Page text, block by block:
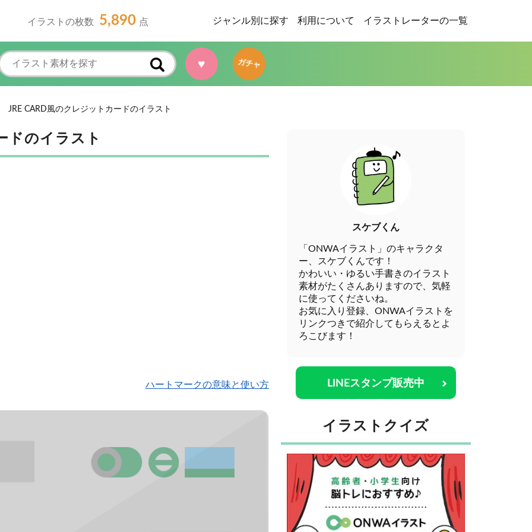
イラストの枚数 5,890 点 ジャンル別に探す 利用について イラストレーターの一覧
♥ ガチャ
JRE CARD風のクレジットカードのイラスト
ドのイラスト
ハートマークの意味と使い方
スケブくん
「ONWAイラスト」のキャラクタ
ー、スケブくんです！
かわいい・ゆるい手書きのイラスト
素材がたくさんありますので、気軽
に使ってくださいね。
お気に入り登録、ONWAイラストを
リンクつきで紹介してもらえるとよ
ろこびます！
LINEスタンプ販売中
イラストクイズ